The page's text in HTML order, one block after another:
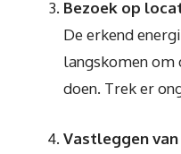
Bezoek op
De erkend
langskomen om
doen. Trek er
Vastleggen